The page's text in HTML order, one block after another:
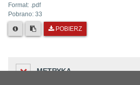
Format: .pdf
Pobrano: 33
POBIERZ
METRYKA